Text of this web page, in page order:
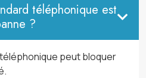
téléphonique est
?
peut bloquer